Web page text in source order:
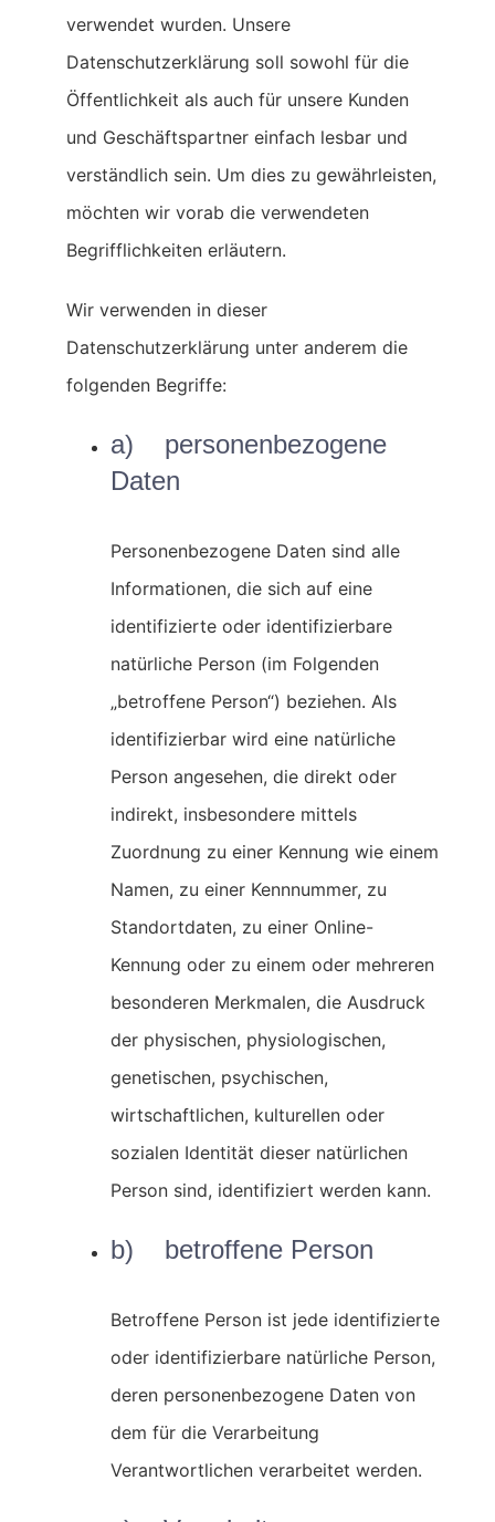
verwendet wurden. Unsere
Datenschutzerklärung soll sowohl für die
Öffentlichkeit als auch für unsere Kunden
und Geschäftspartner einfach lesbar und
verständlich sein. Um dies zu gewährleisten,
möchten wir vorab die verwendeten
Begrifflichkeiten erläutern.
Wir verwenden in dieser
Datenschutzerklärung unter anderem die
folgenden Begriffe:
a) personenbezogene
Daten
Personenbezogene Daten sind alle
Informationen, die sich auf eine
identifizierte oder identifizierbare
natürliche Person (im Folgenden
„betroffene Person“) beziehen. Als
identifizierbar wird eine natürliche
Person angesehen, die direkt oder
indirekt, insbesondere mittels
Zuordnung zu einer Kennung wie einem
Namen, zu einer Kennnummer, zu
Standortdaten, zu einer Online-
Kennung oder zu einem oder mehreren
besonderen Merkmalen, die Ausdruck
der physischen, physiologischen,
genetischen, psychischen,
wirtschaftlichen, kulturellen oder
sozialen Identität dieser natürlichen
Person sind, identifiziert werden kann.
b) betroffene Person
Betroffene Person ist jede identifizierte
oder identifizierbare natürliche Person,
deren personenbezogene Daten von
dem für die Verarbeitung
Verantwortlichen verarbeitet werden.